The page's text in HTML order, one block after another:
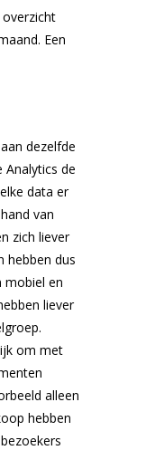
Een
dezelfde
de
data er
van
zich liever
hebben dus
mobiel en
liever
om met
alleen
hebben